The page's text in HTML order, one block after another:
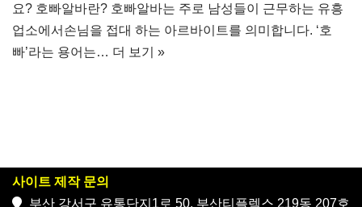
요? 호빠알바란? 호빠알바는 주로 남성들이 근무하는 유흥
업소에서손님을 접대 하는 아르바이트를 의미합니다. ‘호
빠’라는 용어는… 더 보기 »
사이트 제작 문의
부산 강서구 유통단지1로 50, 부산티플렉스 219동 207호